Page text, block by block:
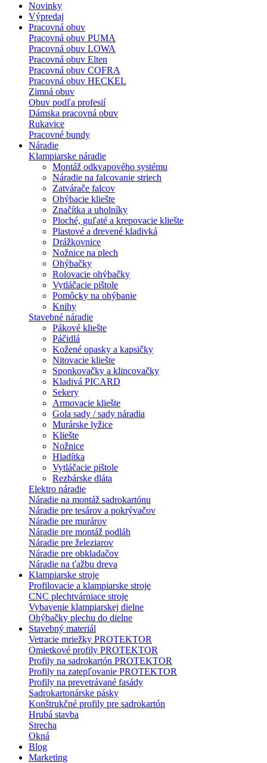
Novinky
Výpredaj
Pracovná obuv
Pracovná obuv PUMA
Pracovná obuv LOWA
Pracovná obuv Elten
Pracovná obuv COFRA
Pracovná obuv HECKEL
Zimná obuv
Obuv podľa profesií
Dámska pracovná obuv
Rukavice
Pracovné bundy
Náradie
Klampiarske náradie
Montáž odkvapového systému
Náradie na falcovanie striech
Zatvárače falcov
Ohýbacie kliešte
Značítka a uholníky
Ploché, guľaté a krepovacie kliešte
Plastové a drevené kladivká
Drážkovnice
Nožnice na plech
Ohýbačky
Rolovacie ohýbačky
Vytláčacie pištole
Pomôcky na ohýbanie
Knihy
Stavebné náradie
Pákové kliešte
Páčidlá
Kožené opasky a kapsičky
Nitovacie kliešte
Sponkovačky a klincovačky
Kladivá PICARD
Sekery
Armovacie kliešte
Gola sady / sady náradia
Murárske lyžice
Kliešte
Nožnice
Hladítka
Vytláčacie pištole
Rezbárske dláta
Elektro náradie
Náradie na montáž sadrokartónu
Náradie pre tesárov a pokrývačov
Náradie pre murárov
Náradie pre montáž podláh
Náradie pre železiarov
Náradie pre obkladačov
Náradie na ťažbu dreva
Klampiarske stroje
Profilovacie a klampiarske stroje
CNC plechtvárniace stroje
Vybavenie klampiarskej dielne
Ohýbačky plechu do dielne
Stavebný materiál
Vetracie mriežky PROTEKTOR
Omietkové profily PROTEKTOR
Profily na sadrokartón PROTEKTOR
Profily na zatepľovanie PROTEKTOR
Profily na prevetrávané fasády
Sadrokartonárske pásky
Konštrukčné profily pre sadrokartón
Hrubá stavba
Strecha
Okná
Blog
Marketing